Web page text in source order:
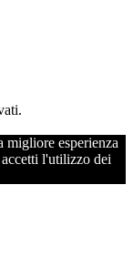
migliore esperienza
l'utilizzo dei